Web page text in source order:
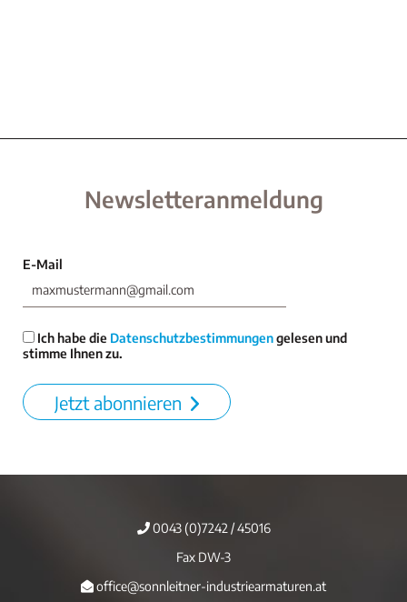
Newsletteranmeldung
E-Mail
Ich habe die Datenschutzbestimmungengelesen und
stimme Ihnen zu.
Jetzt abonnieren
0043 (0)7242 / 45016
Fax DW-3
office@sonnleitner-industriearmaturen.at